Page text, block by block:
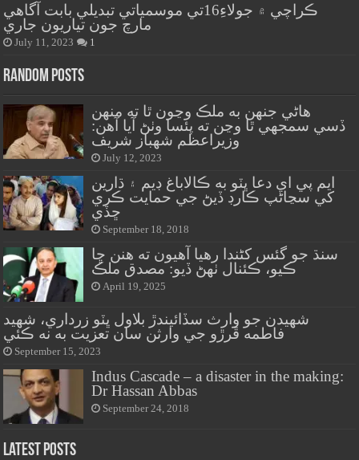
ڪراچي ۾ جولاءِ16تي موسمياتي تبديلي بابت آگاهي
مارچ جون تياريون جاري
July 11, 2023 1
Random Posts
هاڻي جنهن به ملڪ وڃون ٿا ته منهن
ڏسي سمجهي ٿا وڃن ته پئسا وٺڻ آيا آهن:
وزيراعظم شهباز شريف
July 12, 2023
ايم پي اي دعا ڀٽو به ڪالاباغ ڊيم ۽ ڌارين
کي سڃاڻپ ڪارڊ ڏيڻ جي حمايت ڪري
ڇڏي
September 18, 2018
سنڌ جو گئس کڻندا رهيا آهيون ته هنن ڇا
ڪيو، ڪئنال ٺهڻ ڏيو: مصدق ملڪ
April 19, 2025
شهيدن جو وارث سڏائيندڙ بلاول ڀٽو زرداري، شهيد
فاطمه ڦرڙو جي وارثن سان تعزيت به نه ڪئي
September 15, 2023
Indus Cascade – a disaster in the making:
Dr Hassan Abbas
September 24, 2018
Latest Posts